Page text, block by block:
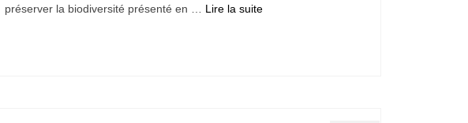
préserver la biodiversité présenté en … Lire la suite­­